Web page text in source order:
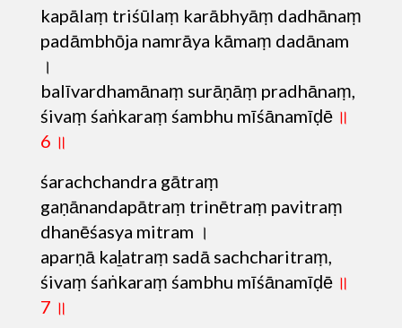
kapālaṃ triśūlaṃ karābhyāṃ dadhānaṃ
padāmbhōja namrāya kāmaṃ dadānam
।
balīvardhamānaṃ surāṇāṃ pradhānaṃ,
śivaṃ śaṅkaraṃ śambhu mīśānamīḍē ॥
6 ॥
śarachchandra gātraṃ
gaṇānandapātraṃ trinētraṃ pavitraṃ
dhanēśasya mitram ।
aparṇā kaḻatraṃ sadā sachcharitraṃ,
śivaṃ śaṅkaraṃ śambhu mīśānamīḍē ॥
7 ॥